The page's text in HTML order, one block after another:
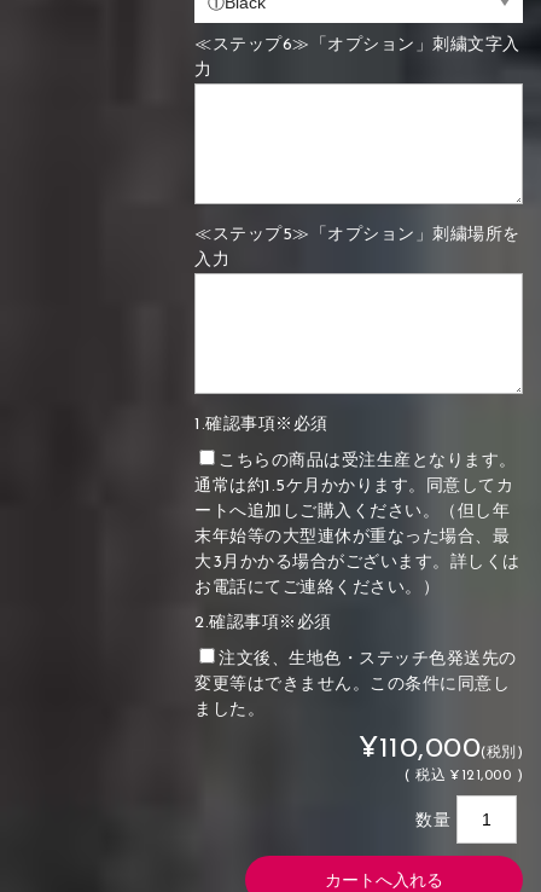
≪ステップ6≫「オプション」刺繍文字入
力
≪ステップ5≫「オプション」刺繍場所を
入力
1.確認事項※必須
こちらの商品は受注生産となります。
通常は約1.5ケ月かかります。同意してカ
ートへ追加しご購入ください。（但し年
末年始等の大型連休が重なった場合、最
大3月かかる場合がございます。詳しくは
お電話にてご連絡ください。）
2.確認事項※必須
注文後、生地色・ステッチ色発送先の
変更等はできません。この条件に同意し
ました。
¥110,000(税別)
(税込 ¥121,000 )
数量